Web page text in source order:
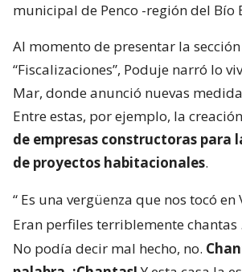
municipal de Penco -región del Bío
Al momento de presentar la
“Fiscalizaciones”, Poduje narró lo
Mar, donde anunció nuevas
Entre estas, por ejemplo, la
de empresas constructoras para
de proyectos habitacionales.
“ Es una vergüenza que nos tocó en
Eran perfiles terriblemente chantas
No podía decir mal hecho, no.